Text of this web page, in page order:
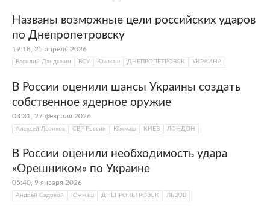
Названы возможные цели российских ударов
по Днепропетровску
19:18, 25 апреля 2026
Василий Дандыкин ВСУ Южмаш ДНЕПРОПЕТРОВСК УКРАИНА
В России оценили шансы Украины создать
собственное ядерное оружие
03:31, 27 февраля 2026
Алексей Леонков СВР России Южмаш КИЕВ ЛОНДОН
В России оценили необходимость удара
«Орешником» по Украине
05:40, 9 января 2026
Андрей Садовой Южмаш ДНЕПРОПЕТРОВСК ЛЬВОВ